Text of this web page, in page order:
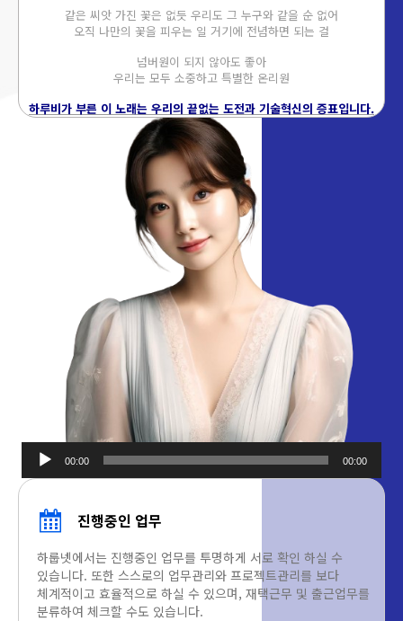
같은 씨앗 가진 꽃은 없듯 우리도 그 누구와 같을 순 없어
오직 나만의 꽃을 피우는 일 거기에 전념하면 되는 걸
넘버원이 되지 않아도 좋아
우리는 모두 소중하고 특별한 온리원
하루비가 부른 이 노래는 우리의 끝없는 도전과 기술혁신의 증표입니다.
오디오
00:00 00:00
진행중인 업무
하룹넷에서는 진행중인 업무를 투명하게 서로 확인 하실 수
있습니다. 또한 스스로의 업무관리와 프로젝트관리를 보다
체계적이고 효율적으로 하실 수 있으며, 재택근무 및 출근업무를
분류하여 체크할 수도 있습니다.